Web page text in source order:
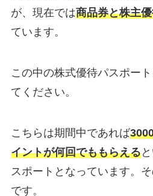
が、現在では商品券と株主
ています。
この中の株式優待パスポー
てください。
こちらは期間中であれば
イントが何回でももらえる
スポートとなっています。
です。